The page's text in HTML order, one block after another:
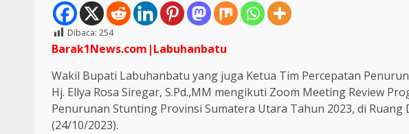
Dibaca: 254
Barak1News.com|Labuhanbatu
Wakil Bupati Labuhanbatu yang juga Ketua Tim Percepatan
Hj. Ellya Rosa Siregar, S.Pd.,MM mengikuti Zoom Meeting Review
Penurunan Stunting Provinsi Sumatera Utara Tahun 2023, di Ruang
(24/10/2023).